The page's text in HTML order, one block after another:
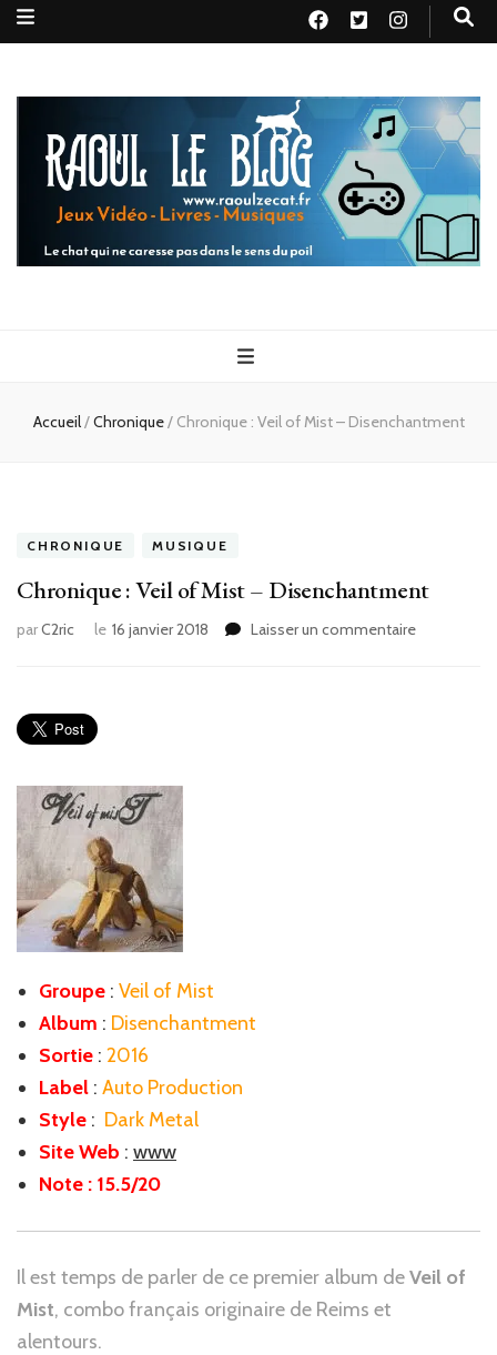
Raoul le
blog
Accueil/Chronique/ Chronique : Veil of Mist – Disenchantment
CHRONIQUE MUSIQUE
Chronique : Veil of Mist – Disenchantment
parC2ric le 16 janvier 2018 Laisser un commentairesur
Groupe : Veil of Mist
Album : Disenchantment
Sortie : 2016
Label : Auto Production
Style : Dark Metal
Site Web : www
Note : 15.5/20
Il est temps de parler de ce premier album deVeil of
Mist, combo français originaire de Reims et
alentours.